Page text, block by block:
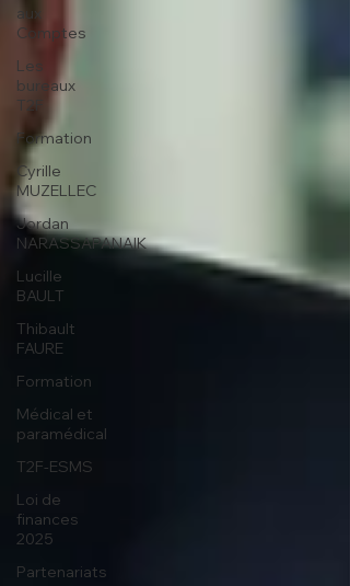
aux
Comptes
Les
bureaux
T2F
Formation
Cyrille
MUZELLEC
Jordan
NARASSAPANAIK
Lucille
BAULT
Thibault
FAURE
Formation
Médical et
paramédical
T2F-ESMS
Loi de
finances
2025
Partenariats